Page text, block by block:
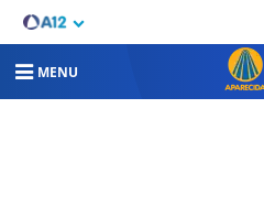
MENU